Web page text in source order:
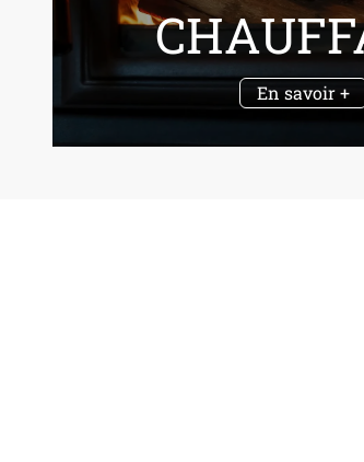
En savoir +